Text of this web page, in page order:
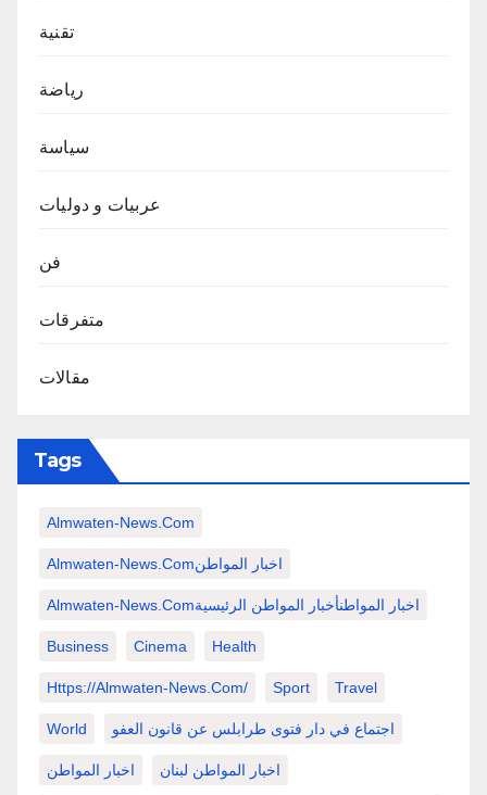
تقنية
رياضة
سياسة
عربيات و دوليات
فن
متفرقات
مقالات
Tags
Almwaten-News.com
Almwaten-News.comاخبار المواطن
Almwaten-News.comاخبار المواطنأخبار المواطن الرئيسية
Business Cinema Health
Https://almwaten-News.com/ Sport Travel
World اجتماع في دار فتوى طرابلس عن قانون العفو
اخبار المواطن اخبار المواطن لبنان